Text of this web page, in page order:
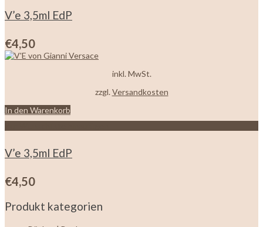
V’e 3,5ml EdP
€4,50
inkl. MwSt.
zzgl.Versandkosten
In den Warenkorb
V’e 3,5ml EdP
€4,50
Produkt kategorien